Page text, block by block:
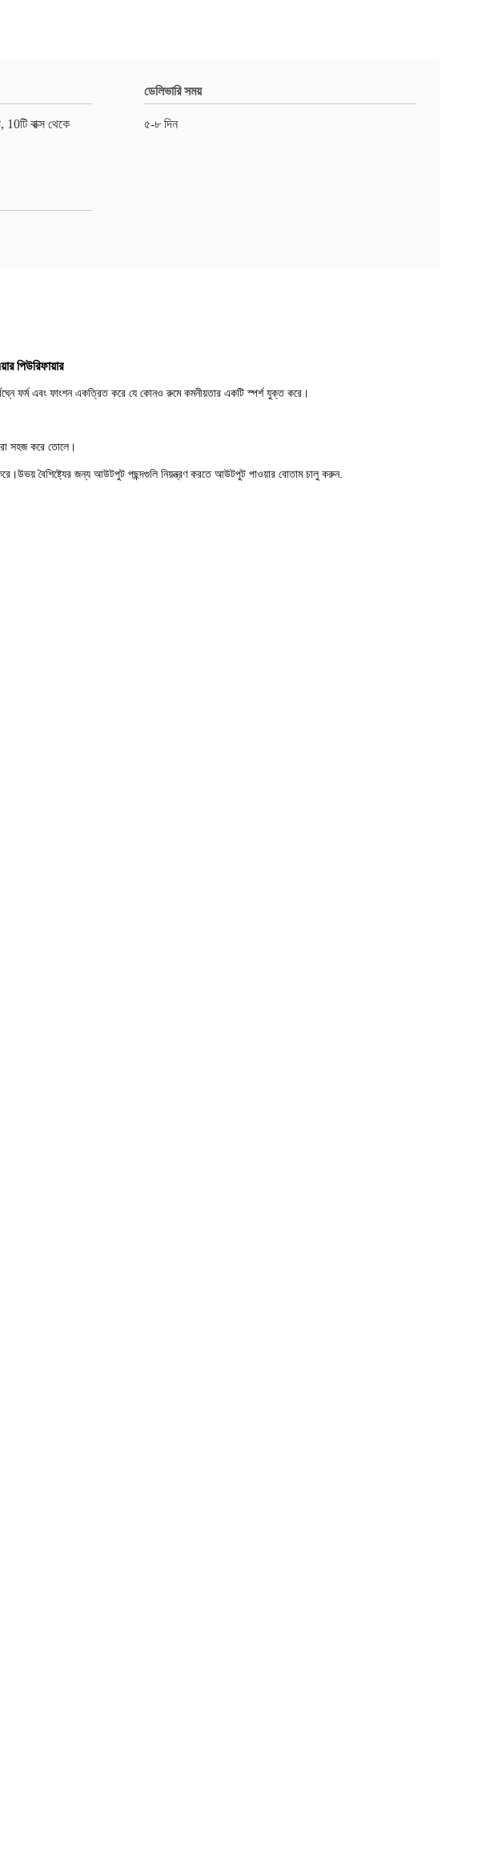
বাক্স থেকে
ডেলিভারি সময়
৫-৮ দিন
পিউরিফায়ার
ফর্ম এবং ফাংশন একত্রিত করে যে কোনও রুমে কমনীয়তার একটি স্পর্শ যুক্ত করে।
সহজ করে তোলে।
বৈশিষ্ট্যের জন্য আউটপুট পছন্দগুলি নিয়ন্ত্রণ করতে আউটপুট পাওয়ার বোতাম চালু করুন.